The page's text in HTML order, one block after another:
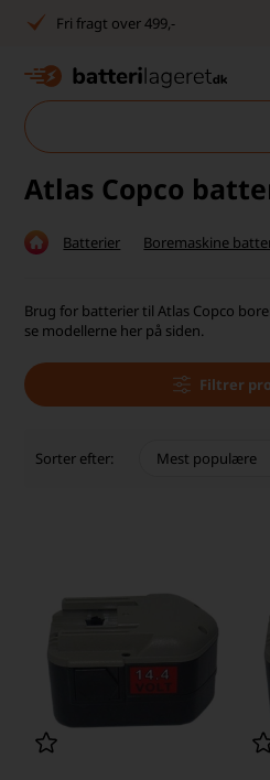
Fri fragt over 499,-
Dansk lager
1040+ glade
Dag-til-dag levering
Atlas Copco
Batterier Boremaskine
Brug for batterier til Atlas Copco
se modellerne her på siden.
Filtrer
Sorter efter: